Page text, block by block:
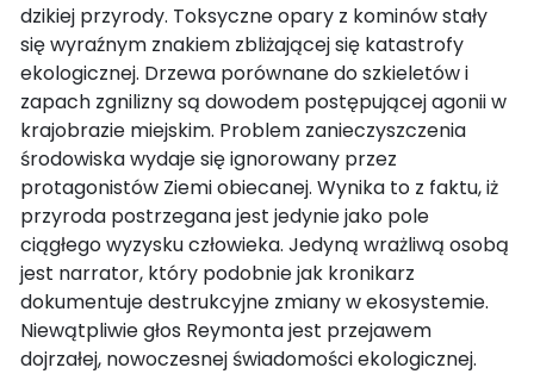
dzikiej przyrody. Toksyczne opary z kominów stały
się wyraźnym znakiem zbliżającej się katastrofy
ekologicznej. Drzewa porównane do szkieletów i
zapach zgnilizny są dowodem postępującej agonii w
krajobrazie miejskim. Problem zanieczyszczenia
środowiska wydaje się ignorowany przez
protagonistów Ziemi obiecanej. Wynika to z faktu, iż
przyroda postrzegana jest jedynie jako pole
ciągłego wyzysku człowieka. Jedyną wrażliwą osobą
jest narrator, który podobnie jak kronikarz
dokumentuje destrukcyjne zmiany w ekosystemie.
Niewątpliwie głos Reymonta jest przejawem
dojrzałej, nowoczesnej świadomości ekologicznej.